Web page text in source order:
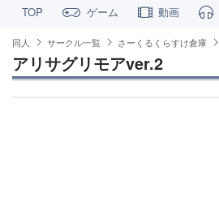
TOP ゲーム 動画
同人 サークル一覧 さーくるくらすけ倉庫
アリサグリモアver.2